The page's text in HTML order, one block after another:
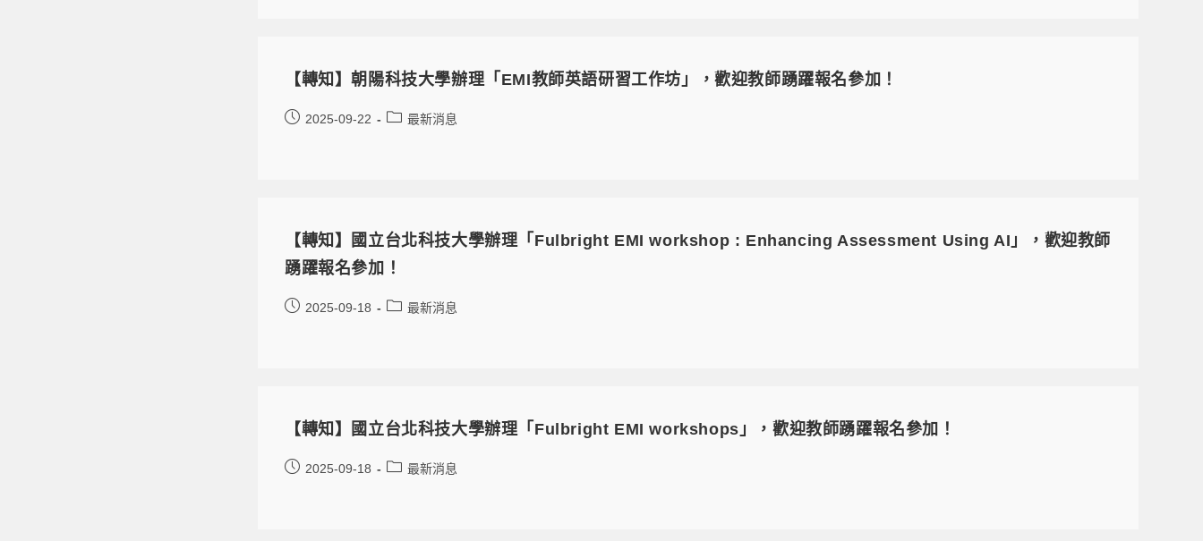
【轉知】朝陽科技大學辦理「EMI教師英語研習工作坊」，歡迎教師踴躍報名參加！
2025-09-22 最新消息
【轉知】國立台北科技大學辦理「Fulbright EMI workshop : Enhancing Assessment Using AI」，歡迎教師
踴躍報名參加！
2025-09-18 最新消息
【轉知】國立台北科技大學辦理「Fulbright EMI workshops」，歡迎教師踴躍報名參加！
2025-09-18 最新消息